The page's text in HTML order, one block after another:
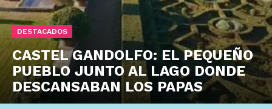
DESTACADOS
CASTEL GANDOLFO: EL PEQUEÑO
PUEBLO JUNTO AL LAGO DONDE
DESCANSABAN LOS PAPAS